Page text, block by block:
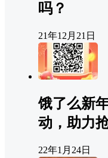
吗？
21年12月21日
饿了么新
动，助力
22年1月24日